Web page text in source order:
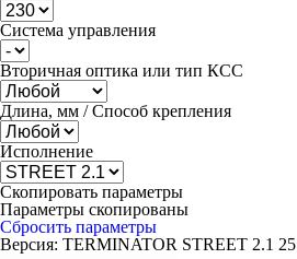
Система управления
Вторичная оптика или тип КСС
Длина, мм / Способ крепления
Исполнение
Скопировать параметры
Параметры скопированы
Сбросить параметры
Версия: TERMINATOR STREET 2.1 25